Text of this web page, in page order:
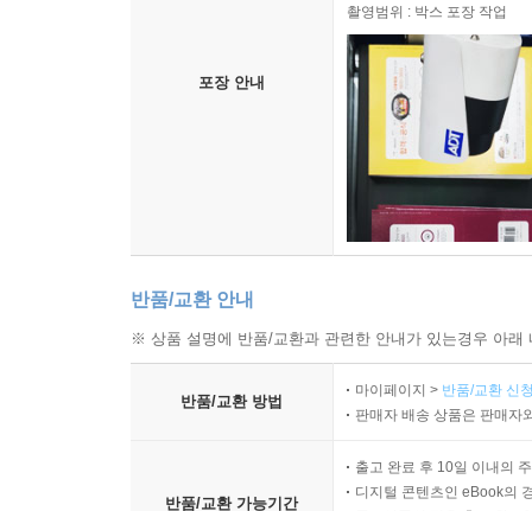
포장 안내
촬영범위 : 박스 포장 작업
반품/교환 안내
※ 상품 설명에 반품/교환과 관련한 안내가 있는경우 아
반품/교환 방법
마이페이지 > 반품/교환 신
판매자 배송 상품은 판매자
반품/교환 가능기간
출고 완료 후 10일 이내의
디지털 콘텐츠인 eBook의